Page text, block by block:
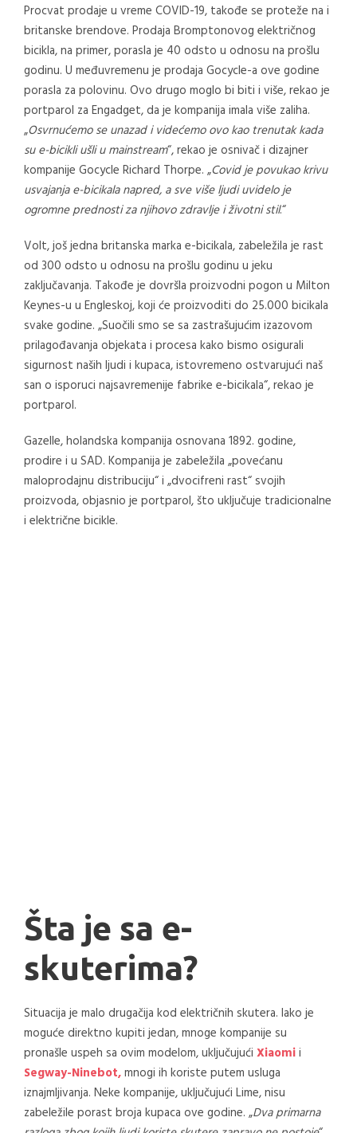
Procvat prodaje u vreme COVID-19, takođe se proteže na i
britanske brendove. Prodaja Bromptonovog električnog
bicikla, na primer, porasla je 40 odsto u odnosu na prošlu
godinu. U međuvremenu je prodaja Gocycle-a ove godine
porasla za polovinu. Ovo drugo moglo bi biti i više, rekao je
portparol za Engadget, da je kompanija imala više zaliha.
„Osvrnućemo se unazad i videćemo ovo kao trenutak kada
su e-bicikli ušli u mainstream“, rekao je osnivač i dizajner
kompanije Gocycle Richard Thorpe. „Covid je povukao krivu
usvajanja e-bicikala napred, a sve više ljudi uvidelo je
ogromne prednosti za njihovo zdravlje i životni stil.“
Volt, još jedna britanska marka e-bicikala, zabeležila je rast
od 300 odsto u odnosu na prošlu godinu u jeku
zaključavanja. Takođe je dovršla proizvodni pogon u Milton
Keynes-u u Engleskoj, koji će proizvoditi do 25.000 bicikala
svake godine. „Suočili smo se sa zastrašujućim izazovom
prilagođavanja objekata i procesa kako bismo osigurali
sigurnost naših ljudi i kupaca, istovremeno ostvarujući naš
san o isporuci najsavremenije fabrike e-bicikala“, rekao je
portparol.
Gazelle, holandska kompanija osnovana 1892. godine,
prodire i u SAD. Kompanija je zabeležila „povećanu
maloprodajnu distribuciju“ i „dvocifreni rast“ svojih
proizvoda, objasnio je portparol, što uključuje tradicionalne
i električne bicikle.
Šta je sa e-
skuterima?
Situacija je malo drugačija kod električnih skutera. Iako je
moguće direktno kupiti jedan, mnoge kompanije su
pronašle uspeh sa ovim modelom, uključujući Xiaomii
Segway-Ninebot,mnogi ih koriste putem usluga
iznajmljivanja. Neke kompanije, uključujući Lime, ​​nisu
zabeležile porast broja kupaca ove godine. „Dva primarna